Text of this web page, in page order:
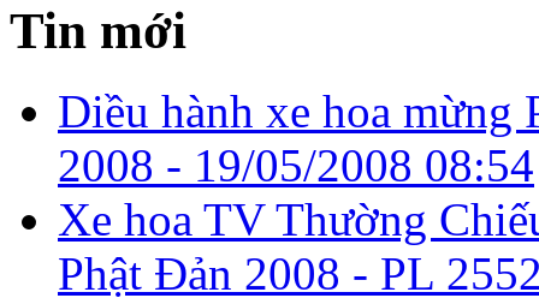
Tin mới
Diều hành xe hoa mừng
2008 - 19/05/2008 08:54
Xe hoa TV Thường
Phật Đản 2008 - PL